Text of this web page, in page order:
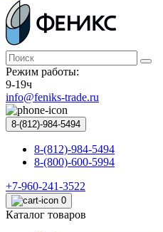
Режим работы:
9-19ч
info@feniks-trade.ru
8-(812)-984-5494
8-(812)-984-5494
8-(800)-600-5994
+7-960-241-3522
0
Каталог товаров